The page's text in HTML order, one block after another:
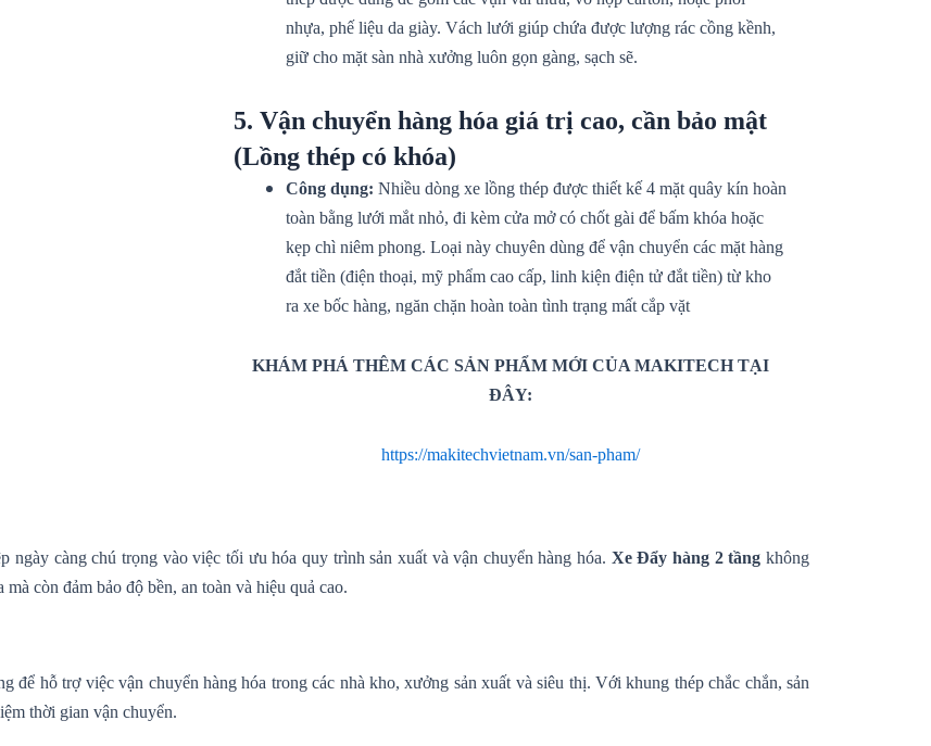
nhựa, phế liệu da giày. Vách lưới giúp chứa được lượng rác cồng kềnh,
giữ cho mặt sàn nhà xưởng luôn gọn gàng, sạch sẽ.
5. Vận chuyển hàng hóa giá trị cao, cần bảo mật
(Lồng thép có khóa)
Công dụng: Nhiều dòng xe lồng thép được thiết kế 4 mặt quây kín hoàn
toàn bằng lưới mắt nhỏ, đi kèm cửa mở có chốt gài để bấm khóa hoặc
kẹp chì niêm phong. Loại này chuyên dùng để vận chuyển các mặt hàng
đắt tiền (điện thoại, mỹ phẩm cao cấp, linh kiện điện tử đắt tiền) từ kho
ra xe bốc hàng, ngăn chặn hoàn toàn tình trạng mất cắp vặt
KHÁM PHÁ THÊM CÁC SẢN PHẨM MỚI CỦA MAKITECH TẠI
ĐÂY:
https://makitechvietnam.vn/san-pham/
ngày càng chú trọng vào việc tối ưu hóa quy trình sản xuất và vận chuyển hàng hóa. Xe Đẩy hàng 2 tầng không
còn đảm bảo độ bền, an toàn và hiệu quả cao.
để hỗ trợ việc vận chuyển hàng hóa trong các nhà kho, xưởng sản xuất và siêu thị. Với khung thép chắc chắn, sản
thời gian vận chuyển.